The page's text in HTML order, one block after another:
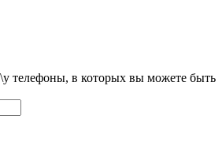
телефоны, в которых вы можете быть